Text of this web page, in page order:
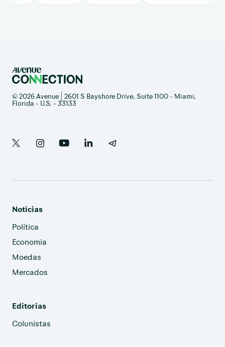
© 2026 Avenue | 2601 S Bayshore Drive, Suite 1100 - Miami,
Florida - U.S. - 33133
Noticias
Política
Economia
Moedas
Mercados
Editorias
Colunistas